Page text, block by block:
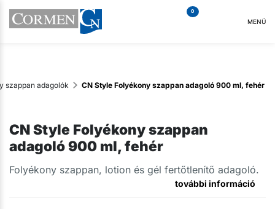
0
MENÜ
szappan adagolók CN Style Folyékony szappan adagoló 900 ml, fehér
CN Style Folyékony szappan
adagoló 900 ml, fehér
Folyékony szappan, lotion és gél fertőtlenítő adagoló.
további információ